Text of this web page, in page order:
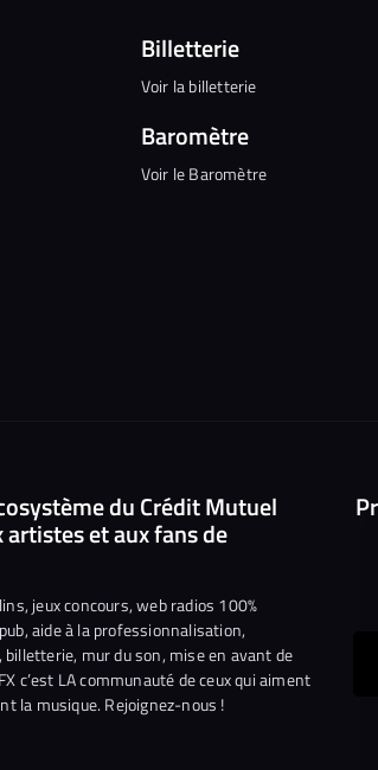
Billetterie
Voir la billetterie
Baromètre
Voir le Baromètre
du Crédit Mutuel
artistes et aux fans de
jeux concours, web radios 100%
aide à la professionnalisation,
mur du son, mise en avant de
c’est LA communauté de ceux qui aiment
la musique. Rejoignez-nous !